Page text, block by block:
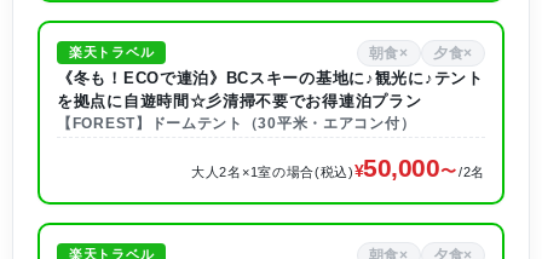
楽天トラベル 朝食× 夕食×
《冬も！ECOで連泊》BCスキーの基地に♪観光に♪テント
を拠点に自遊時間☆彡清掃不要でお得連泊プラン
【FOREST】ドームテント（30平米・エアコン付）
大人2名×1室の場合(税込) 50,000 /2名
楽天トラベル 朝食× 夕食×